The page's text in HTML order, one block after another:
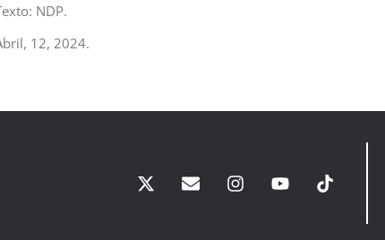
NDP.
12, 2024.